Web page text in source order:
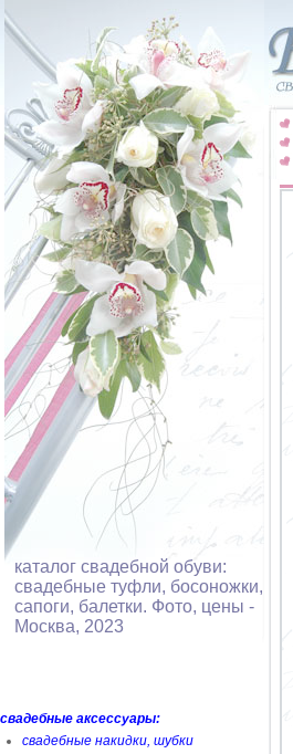
каталог свадебной обуви:
свадебные туфли, босоножки,
сапоги, балетки. Фото, цены -
Москва, 2023
свадебные аксессуары:
свадебные накидки, шубки